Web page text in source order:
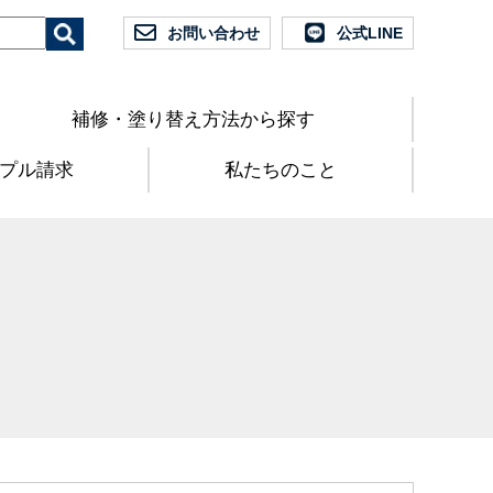
お問い合わせ 公式LINE
補修・塗り替え方法から探す
ル請求 私たちのこと